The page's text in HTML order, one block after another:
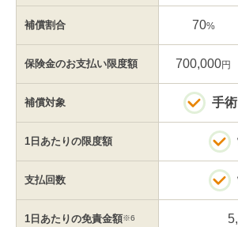
補償割合 70%
保険金のお支払い限度額 700,000円
補償対象 手
1日あたりの限度額
支払回数
1日あたりの免責金額※6